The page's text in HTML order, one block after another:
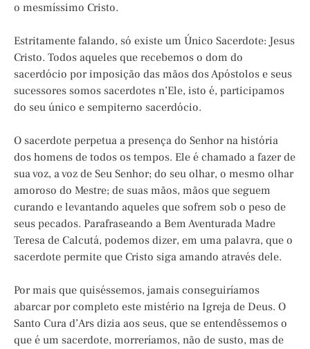
o mesmíssimo Cristo.
Estritamente falando, só existe um Único Sacerdote: Jesus
Cristo. Todos aqueles que recebemos o dom do
sacerdócio por imposição das mãos dos Apóstolos e seus
sucessores somos sacerdotes n’Ele, isto é, participamos
do seu único e sempiterno sacerdócio.
O sacerdote perpetua a presença do Senhor na história
dos homens de todos os tempos. Ele é chamado a fazer de
sua voz, a voz de Seu Senhor; do seu olhar, o mesmo olhar
amoroso do Mestre; de suas mãos, mãos que seguem
curando e levantando aqueles que sofrem sob o peso de
seus pecados. Parafraseando a Bem Aventurada Madre
Teresa de Calcutá, podemos dizer, em uma palavra, que o
sacerdote permite que Cristo siga amando através dele.
Por mais que quiséssemos, jamais conseguiríamos
abarcar por completo este mistério na Igreja de Deus. O
Santo Cura d’Ars dizia aos seus, que se entendêssemos o
que é um sacerdote, morreríamos, não de susto, mas de